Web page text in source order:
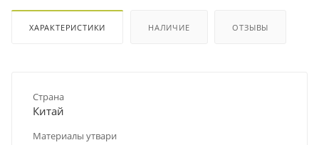
ХАРАКТЕРИСТИКИ НАЛИЧИЕ ОТЗЫВЫ
Страна
Китай
Материалы утвари